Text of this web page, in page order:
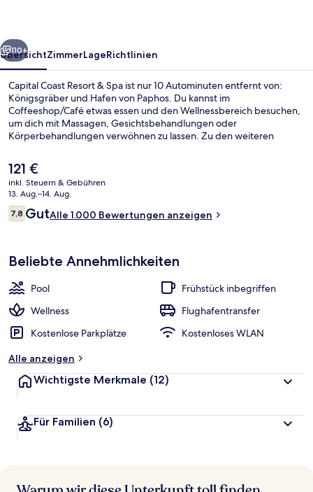
Weiter
110+
ÜbersichtZimmerLageRichtlinien
Capital Coast Resort & Spa ist nur 10 Autominuten entfernt von:
Königsgräber und Hafen von Paphos. Du kannst im
Coffeeshop/Café etwas essen und den Wellnessbereich besuchen,
um dich mit Massagen, Gesichtsbehandlungen oder
Körperbehandlungen verwöhnen zu lassen. Zu den weiteren
Der
aktuelle
Preis
beträgt
121 €.
121 €
inkl. Steuern & Gebühren
13. Aug.–14. Aug.
Bewertungen
7,87,8 von 10.
GutAlle 1.000 Bewertungen anzeigen
Beliebte Annehmlichkeiten
Pool
Frühstück inbegriffen
Wellness
Flughafentransfer
Kostenlose Parkplätze
Kostenloses WLAN
Alle anzeigen
Wichtigste Merkmale (12)
Für Familien (6)